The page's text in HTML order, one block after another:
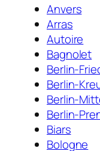
Anvers
Arras
Autoire
Bagnolet
Berlin-
Berlin-
Berlin-
Berlin-
Biars
Bologne